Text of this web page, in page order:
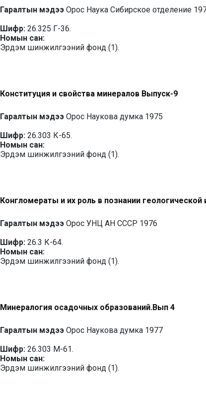
Гаралтын мэдээ Орос Наука Сибирское отделение
Шифр: 26.325 Г-36.
Номын сан:
Эрдэм шинжилгээний фонд (1).
Конституция и свойства минералов Выпуск-9
Гаралтын мэдээ Орос Наукова думка 1975
Шифр: 26.303 К-65.
Номын сан:
Эрдэм шинжилгээний фонд (1).
Конгломераты и их роль в познании геологической
Гаралтын мэдээ Орос УНЦ АН СССР 1976
Шифр: 26.3 К-64.
Номын сан:
Эрдэм шинжилгээний фонд (1).
Минералогия осадочных образований.Вып 4
Гаралтын мэдээ Орос Наукова думка 1977
Шифр: 26.303 М-61.
Номын сан:
Эрдэм шинжилгээний фонд (1).